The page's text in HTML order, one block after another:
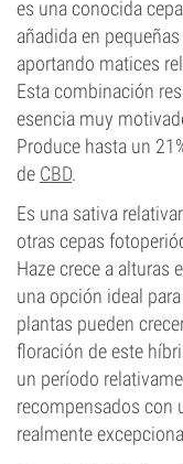
es una conocida
añadida en
aportando matices
Esta combinación
esencia muy
Produce hasta un
de CBD.
Es una sativa
otras cepas
Haze crece a alturas
una opción ideal
plantas pueden
floración de este
un período
recompensados con
realmente